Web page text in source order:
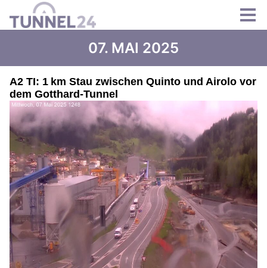
07. MAI 2025
A2 TI: 1 km Stau zwischen Quinto und Airolo vor
dem Gotthard-Tunnel